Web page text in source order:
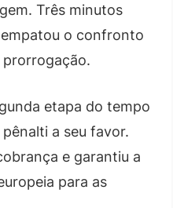
Três minutos
o confronto
prorrogação.
etapa do tempo
a seu favor.
e garantiu a
para as